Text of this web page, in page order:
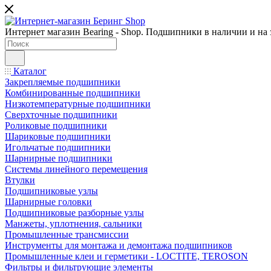
Интернет магазин Bearing - Shop. Подшипники в наличии и на
Каталог
Закрепляемые подшипники
Комбинированные подшипники
Низкотемпературные подшипники
Сверхточные подшипники
Роликовые подшипники
Шариковые подшипники
Игольчатые подшипники
Шарнирные подшипники
Системы линейного перемещения
Втулки
Подшипниковые узлы
Шарнирные головки
Подшипниковые разборные узлы
Манжеты, уплотнения, сальники
Промышленные трансмиссии
Инструменты для монтажа и демонтажа подшипников
Промышленные клеи и герметики - LOCTITE, TEROSON
Фильтры и фильтрующие элементы